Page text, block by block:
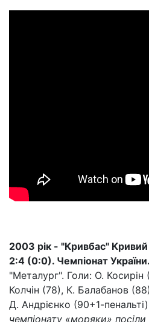
2003 рік - "Кривбас"
2:4 (0:0). Чемпіонат України.
"Металург". Голи: О. Косирін
Колчін (78), К. Балабанов
Д. Андрієнко (90+1-
чемпіонату «моряки» посіли